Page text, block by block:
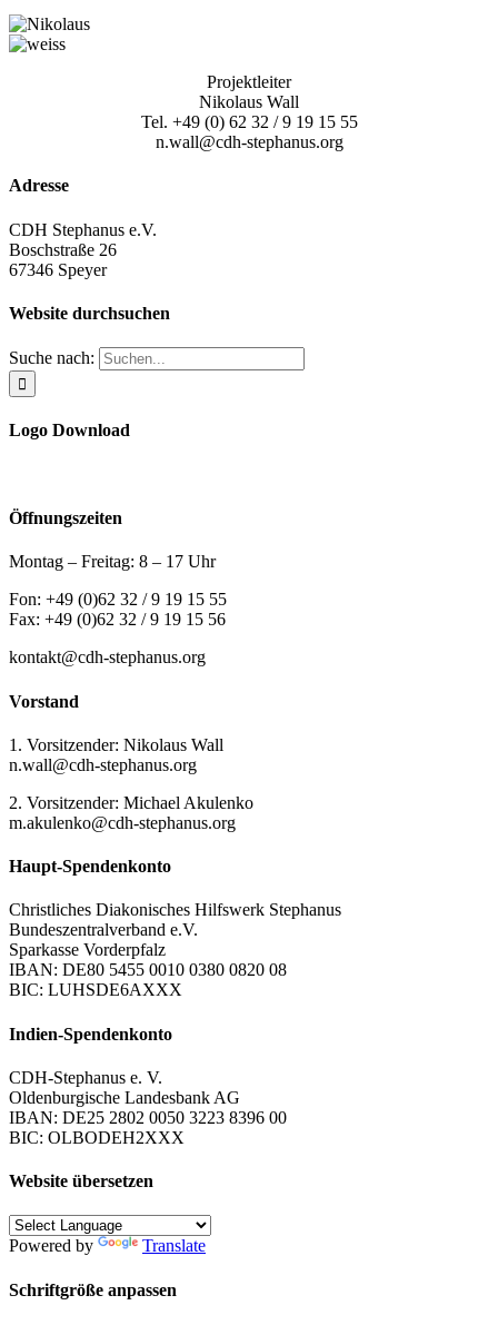
Projektleiter
Nikolaus Wall
Tel. +49 (0) 62 32 / 9 19 15 55
n.wall@cdh-stephanus.org
Adresse
CDH Stephanus e.V.
Boschstraße 26
67346 Speyer
Website durchsuchen
Suche nach:
Logo Download
Öffnungszeiten
Montag – Freitag: 8 – 17 Uhr
Fon: +49 (0)62 32 / 9 19 15 55
Fax: +49 (0)62 32 / 9 19 15 56
kontakt@cdh-stephanus.org
Vorstand
1. Vorsitzender: Nikolaus Wall
n.wall@cdh-stephanus.org
2. Vorsitzender: Michael Akulenko
m.akulenko@cdh-stephanus.org
Haupt-Spendenkonto
Christliches Diakonisches Hilfswerk Stephanus
Bundeszentralverband e.V.
Sparkasse Vorderpfalz
IBAN: DE80 5455 0010 0380 0820 08
BIC: LUHSDE6AXXX
Indien-Spendenkonto
CDH-Stephanus e. V.
Oldenburgische Landesbank AG
IBAN: DE25 2802 0050 3223 8396 00
BIC: OLBODEH2XXX
Website übersetzen
Powered by Translate
Schriftgröße anpassen